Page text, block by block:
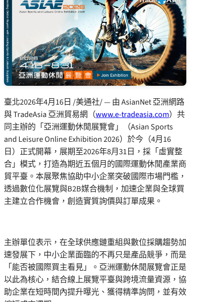
臺北2026年4月16日 /美通社/ — 由 AsianNet 亞洲網路
與 TradeAsia 亞洲貿易網（www.e-tradeasia.com）共
同主辦的「亞洲運動休閒展覽會」（Asian Sports
and Leisure Online Exhibition 2026）於今（4月16
日）正式開幕，展期至2026年8月31日，採「虛實整
合」模式，打造為期近五個月的國際運動休閒產業商
貿平臺。本展聚焦協助中小企業突破國際市場門檻，
透過數位化展覽與B2B媒合機制，加速企業與全球買
主建立合作機會，創造實質詢價與訂單成果。
主辦單位表示，在全球供應鏈重組與數位採購趨勢加
速發展下，中小企業面臨的不再只是產品競爭，而是
「能否被國際買主看見」。亞洲運動休閒展覽會正是
以此為核心，結合線上展覽平臺與跨境流量資源，協
助企業在短時間內提升曝光、獲得精準詢問，並有效